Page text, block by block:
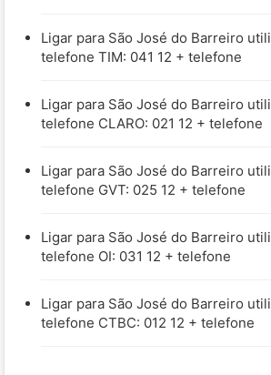
Ligar para São José do Barreiro
telefone TIM: 041 12 + telefone
Ligar para São José do Barreiro
telefone CLARO: 021 12 + telefone
Ligar para São José do Barreiro
telefone GVT: 025 12 + telefone
Ligar para São José do Barreiro
telefone OI: 031 12 + telefone
Ligar para São José do Barreiro
telefone CTBC: 012 12 + telefone